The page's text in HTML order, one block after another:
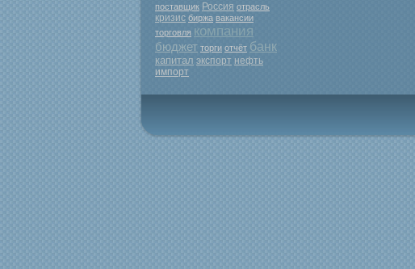
поставщик Россия отрасль
кризис биржа вакансии
торговля компания
бюджет торги отчёт банк
капитал экспорт нефть
импорт